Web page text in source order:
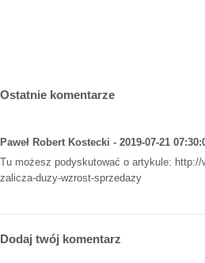
Ostatnie komentarze
Paweł Robert Kostecki - 2019-07-21
Tu możesz podyskutować o artykule: http://
zalicza-duzy-wzrost-sprzedazy
Dodaj twój komentarz